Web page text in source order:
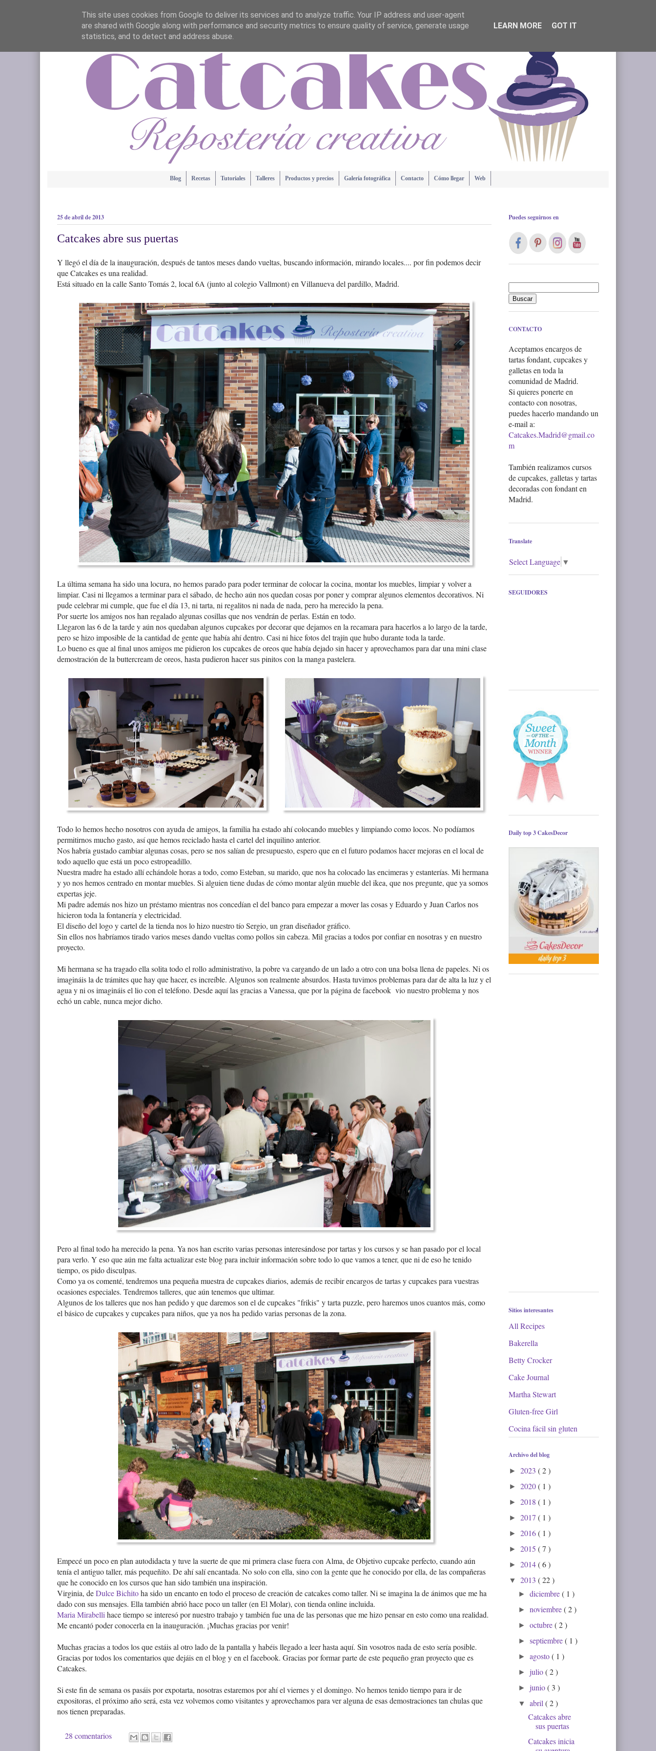
Blog Recetas Tutoriales Talleres Productos y precios Galería fotográfica Contacto Cómo llegar Web
25 de abril de 2013
Catcakes abre sus puertas
Y llegó el día de la inauguración, después de tantos meses dando vueltas, buscando información, mirando locales.... por fin podemos decir
que Catcakes es una realidad.
Está situado en la calle Santo Tomás 2, local 6A (junto al colegio Vallmont) en Villanueva del pardillo, Madrid.
La última semana ha sido una locura, no hemos parado para poder terminar de colocar la cocina, montar los muebles, limpiar y volver a
limpiar. Casi ni llegamos a terminar para el sábado, de hecho aún nos quedan cosas por poner y comprar algunos elementos decorativos. Ni
pude celebrar mi cumple, que fue el día 13, ni tarta, ni regalitos ni nada de nada, pero ha merecido la pena.
Por suerte los amigos nos han regalado algunas cosillas que nos vendrán de perlas. Están en todo.
Llegaron las 6 de la tarde y aún nos quedaban algunos cupcakes por decorar que dejamos en la recamara para hacerlos a lo largo de la tarde,
pero se hizo imposible de la cantidad de gente que había ahí dentro. Casi ni hice fotos del trajín que hubo durante toda la tarde.
Lo bueno es que al final unos amigos me pidieron los cupcakes de oreos que había dejado sin hacer y aprovechamos para dar una mini clase
demostración de la buttercream de oreos, hasta pudieron hacer sus pinitos con la manga pastelera.
Todo lo hemos hecho nosotros con ayuda de amigos, la familia ha estado ahí colocando muebles y limpiando como locos. No podíamos
permitirnos mucho gasto, así que hemos reciclado hasta el cartel del inquilino anterior.
Nos habría gustado cambiar algunas cosas, pero se nos salían de presupuesto, espero que en el futuro podamos hacer mejoras en el local de
todo aquello que está un poco estropeadillo.
Nuestra madre ha estado allí echándole horas a todo, como Esteban, su marido, que nos ha colocado las encimeras y estanterías. Mi hermana
y yo nos hemos centrado en montar muebles. Si alguien tiene dudas de cómo montar algún mueble del ikea, que nos pregunte, que ya somos
expertas jeje.
Mi padre además nos hizo un préstamo mientras nos concedían el del banco para empezar a mover las cosas y Eduardo y Juan Carlos nos
hicieron toda la fontanería y electricidad.
El diseño del logo y cartel de la tienda nos lo hizo nuestro tío Sergio, un gran diseñador gráfico.
Sin ellos nos habríamos tirado varios meses dando vueltas como pollos sin cabeza. Mil gracias a todos por confiar en nosotras y en nuestro
proyecto.
Mi hermana se ha tragado ella solita todo el rollo administrativo, la pobre va cargando de un lado a otro con una bolsa llena de papeles. Ni os
imagináis la de trámites que hay que hacer, es increíble. Algunos son realmente absurdos. Hasta tuvimos problemas para dar de alta la luz y el
agua y ni os imagináis el lio con el teléfono. Desde aquí las gracias a Vanessa, que por la página de facebook vio nuestro problema y nos
echó un cable, nunca mejor dicho.
Pero al final todo ha merecido la pena. Ya nos han escrito varias personas interesándose por tartas y los cursos y se han pasado por el local
para verlo. Y eso que aún me falta actualizar este blog para incluir información sobre todo lo que vamos a tener, que ni de eso he tenido
tiempo, os pido disculpas.
Como ya os comenté, tendremos una pequeña muestra de cupcakes diarios, además de recibir encargos de tartas y cupcakes para vuestras
ocasiones especiales. Tendremos talleres, que aún tenemos que ultimar.
Algunos de los talleres que nos han pedido y que daremos son el de cupcakes "frikis" y tarta puzzle, pero haremos unos cuantos más, como
el básico de cupcakes y cupcakes para niños, que ya nos ha pedido varias personas de la zona.
Empecé un poco en plan autodidacta y tuve la suerte de que mi primera clase fuera con Alma, de Objetivo cupcake perfecto, cuando aún
tenía el antiguo taller, más pequeñito. De ahí salí encantada. No solo con ella, sino con la gente que he conocido por ella, de las compañeras
que he conocido en los cursos que han sido también una inspiración.
Virginia, deDulce Bichitoha sido un encanto en todo el proceso de creación de catcakes como taller. Ni se imagina la de ánimos que me ha
dado con sus mensajes. Ella también abrió hace poco un taller (en El Molar), con tienda online incluida.
Maria Mirabellihace tiempo se interesó por nuestro trabajo y también fue una de las personas que me hizo pensar en esto como una realidad.
Me encantó poder conocerla en la inauguración. ¡Muchas gracias por venir!
Muchas gracias a todos los que estáis al otro lado de la pantalla y habéis llegado a leer hasta aquí. Sin vosotros nada de esto sería posible.
Gracias por todos los comentarios que dejáis en el blog y en el facebook. Gracias por formar parte de este pequeño gran proyecto que es
Catcakes.
Si este fin de semana os pasáis por expotarta, nosotras estaremos por ahí el viernes y el domingo. No hemos tenido tiempo para ir de
expositoras, el próximo año será, esta vez volvemos como visitantes y aprovechamos para ver alguna de esas demostraciones tan chulas que
nos tienen preparadas.
28 comentarios
Puedes seguirnos en
CONTACTO
Aceptamos encargos de
tartas fondant, cupcakes y
galletas en toda la
comunidad de Madrid.
Si quieres ponerte en
contacto con nosotras,
puedes hacerlo mandando un
e-mail a:
Catcakes.Madrid@gmail.co
m
También realizamos cursos
de cupcakes, galletas y tartas
decoradas con fondant en
Madrid.
Translate
Select Language ▼
SEGUIDORES
Daily top 3 CakesDecor
Sitios interesantes
All Recipes
Bakerella
Betty Crocker
Cake Journal
Martha Stewart
Gluten-free Girl
Cocina fácil sin gluten
Archivo del blog
► 2023 ( 2 )
► 2020( 1 )
► 2018 ( 1 )
► 2017 ( 1 )
► 2016( 1 )
► 2015 ( 7 )
► 2014( 6 )
▼ 2013 ( 22 )
►diciembre( 1 )
►noviembre( 2 )
►octubre( 2 )
►septiembre( 1 )
►agosto( 1 )
► julio( 2 )
► junio( 3 )
▼abril( 2 )
Catcakes abre
sus puertas
Catcakes inicia
This site uses cookies from Google to deliver its services and to analyze traffic. Your IP address and user-agent
are shared with Google along with performance and security metrics to ensure quality of service, generate usage
statistics, and to detect and address abuse.
LEARN MORE GOT IT